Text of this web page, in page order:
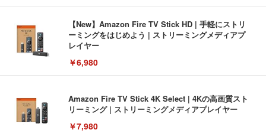
【New】Amazon Fire TV Stick HD | 手軽にストリ
ーミングをはじめよう | ストリーミングメディアプ
レイヤー
￥6,980
Amazon Fire TV Stick 4K Select | 4Kの高画質スト
リーミング | ストリーミングメディアプレイヤー
￥7,980